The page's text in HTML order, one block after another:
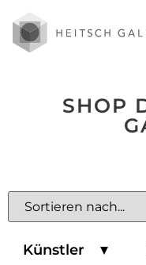
SHOP
Künstler